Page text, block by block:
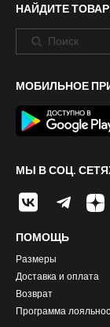
НАЙДИТЕ
МОБИЛЬНОЕ
МЫ В СОЦ.
ПОМОЩЬ
Размеры
Доставка и оплата
Возврат
Программа